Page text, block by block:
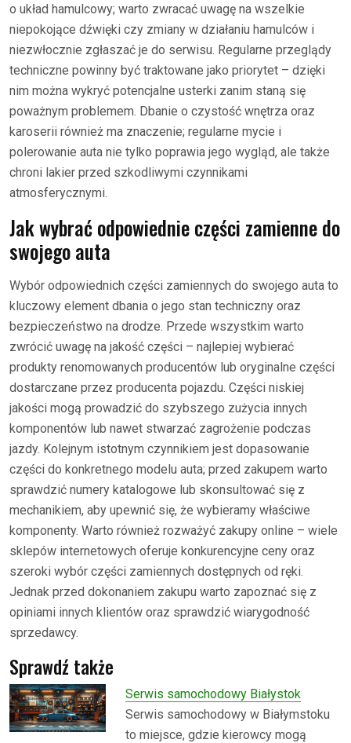
o układ hamulcowy; warto zwracać uwagę na wszelkie
niepokojące dźwięki czy zmiany w działaniu hamulców i
niezwłocznie zgłaszać je do serwisu. Regularne przeglądy
techniczne powinny być traktowane jako priorytet – dzięki
nim można wykryć potencjalne usterki zanim staną się
poważnym problemem. Dbanie o czystość wnętrza oraz
karoserii również ma znaczenie; regularne mycie i
polerowanie auta nie tylko poprawia jego wygląd, ale także
chroni lakier przed szkodliwymi czynnikami
atmosferycznymi.
Jak wybrać odpowiednie części zamienne do
swojego auta
Wybór odpowiednich części zamiennych do swojego auta to
kluczowy element dbania o jego stan techniczny oraz
bezpieczeństwo na drodze. Przede wszystkim warto
zwrócić uwagę na jakość części – najlepiej wybierać
produkty renomowanych producentów lub oryginalne części
dostarczane przez producenta pojazdu. Części niskiej
jakości mogą prowadzić do szybszego zużycia innych
komponentów lub nawet stwarzać zagrożenie podczas
jazdy. Kolejnym istotnym czynnikiem jest dopasowanie
części do konkretnego modelu auta; przed zakupem warto
sprawdzić numery katalogowe lub skonsultować się z
mechanikiem, aby upewnić się, że wybieramy właściwe
komponenty. Warto również rozważyć zakupy online – wiele
sklepów internetowych oferuje konkurencyjne ceny oraz
szeroki wybór części zamiennych dostępnych od ręki.
Jednak przed dokonaniem zakupu warto zapoznać się z
opiniami innych klientów oraz sprawdzić wiarygodność
sprzedawcy.
Sprawdź także
Serwis samochodowy Białystok
Serwis samochodowy w Białymstoku
to miejsce, gdzie kierowcy mogą